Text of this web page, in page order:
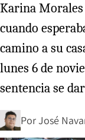
Karina
cuando
camino a su
lunes 6 de
sentencia se
PorJosé